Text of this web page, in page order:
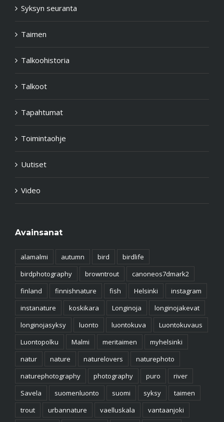
Syksyn seuranta
Taimen
Talkoohistoria
Talkoot
Tapahtumat
Toimintaohje
Uutiset
Video
Avainsanat
alamalmi autumn bird
birdlife
birdphotography
browntrout
canoneos7dmark2
finland
finnishnature fish Helsinki
instagram
instanature
koskikara Longinoja
longinojakevat
longinojasyksy
luonto luontokuva
Luontokuvaus
Luontopolku
Malmi meritaimen
myhelsinki
natur
nature naturelovers
naturephoto
naturephotography
photography puro
river
Savela
suomenluonto suomi syksy
taimen
trout
urbannature vaelluskala
vantaanjoki